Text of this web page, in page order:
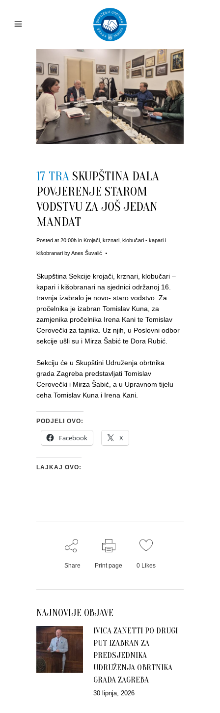
17 TRA SKUPŠTINA DALA
POVJERENJE STAROM
VODSTVU ZA JOŠ JEDAN
MANDAT
Posted at 20:00h in Krojači, krznari, klobučari - kapari i
kišobranari byAnes Šuvalić
Skupština Sekcije krojači, krznari, klobučari –
kapari i kišobranari na sjednici održanoj 16.
travnja izabralo je novo- staro vodstvo. Za
pročelnika je izabran Tomislav Kuna, za
zamjenika pročelnika Irena Kani te Tomislav
Cerovečki za tajnika. Uz njih, u Poslovni odbor
sekcije ušli su i Mirza Šabić te Dora Rubić.
Sekciju će u Skupštini Udruženja obrtnika
grada Zagreba predstavljati Tomislav
Cerovečki i Mirza Šabić, a u Upravnom tijelu
ceha Tomislav Kuna i Irena Kani.
PODJELI OVO:
Facebook X
LAJKAJ OVO:
Share Print page 0 Likes
NAJNOVIJE OBJAVE
IVICA ZANETTI PO DRUGI
PUT IZABRAN ZA
PREDSJEDNIKA
UDRUŽENJA OBRTNIKA
GRADA ZAGREBA
30 lipnja, 2026